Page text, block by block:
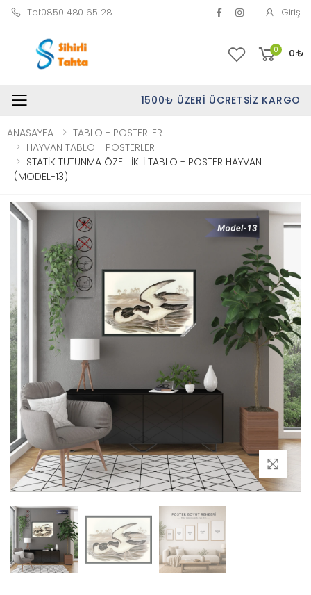
Tel:0850 480 65 28 Giriş
0 0₺
Toggle mobile menu1500₺ ÜZERI ÜCRETSIZ KARGO
ANASAYFA
TABLO - POSTERLER
HAYVAN TABLO - POSTERLER
STATİK TUTUNMA ÖZELLİKLİ TABLO - POSTER HAYVAN
(MODEL-13)